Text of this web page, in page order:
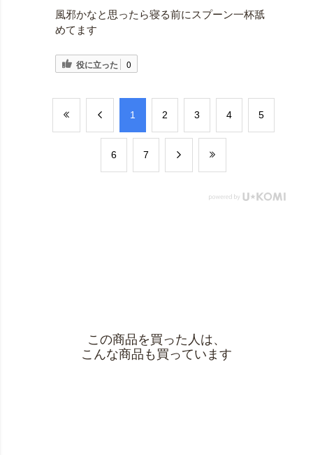
風邪かなと思ったら寝る前にスプーン一杯舐
めてます
役に立った 0
​1 ​2 ​3 ​4 ​5
​6 ​7
この商品を買った人は、
こんな商品も買っています